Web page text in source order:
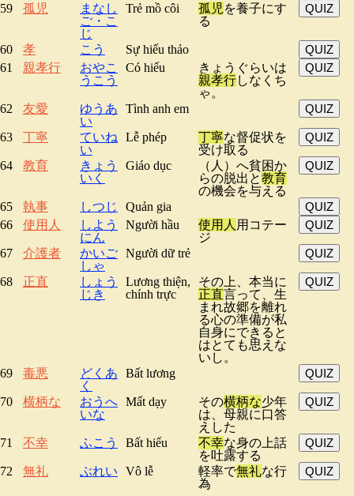
59 孤児
まなし
ご・こ
じ
Trẻ mồ côi 孤児 を養子にす
る
QUIZ
60 孝 こう Sự hiếu thảo
QUIZ
61
親孝行
おやこ
うこう
Có hiếu
きょうぐらいは
親孝行しなくち
ゃ。
QUIZ
62 友愛
ゆうあ
い
Tình anh em QUIZ
63 丁寧
ていね
い
Lễ phép 丁寧な督促状を
受け取る
QUIZ
64 教育
きょう
いく
Giáo dục
（人）へ貧困か
らの脱出と教育
の機会を与える
QUIZ
65 執事 しつじ Quản gia
QUIZ
66
使用人
しよう
にん
Người hầu 使用人 用コテー
ジ
QUIZ
67 介護者
かいご
しゃ
Người dữ trẻ QUIZ
68 正直
しょう
じき
Lương thiện,
chính trực
その上、本当に
正直言って、生
まれ故郷を離れ
る心の準備が私
自身にできると
はとても思えな
いし。
QUIZ
69 毒悪
どくあ
く
Bất lương QUIZ
70 横柄な
おうへ
いな
Mất dạy その横柄な少年
は、母親に口答
えした
QUIZ
71 不幸 ふこう Bất hiếu 不幸な身の上話
を吐露する
QUIZ
72 無礼 ぶれい Vô lễ 軽率で無礼な行
為
QUIZ